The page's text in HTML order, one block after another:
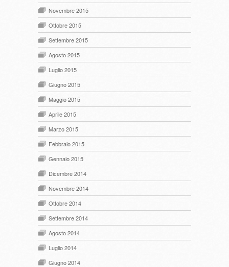
Novembre 2015
Ottobre 2015
Settembre 2015
Agosto 2015
Luglio 2015
Giugno 2015
Maggio 2015
Aprile 2015
Marzo 2015
Febbraio 2015
Gennaio 2015
Dicembre 2014
Novembre 2014
Ottobre 2014
Settembre 2014
Agosto 2014
Luglio 2014
Giugno 2014